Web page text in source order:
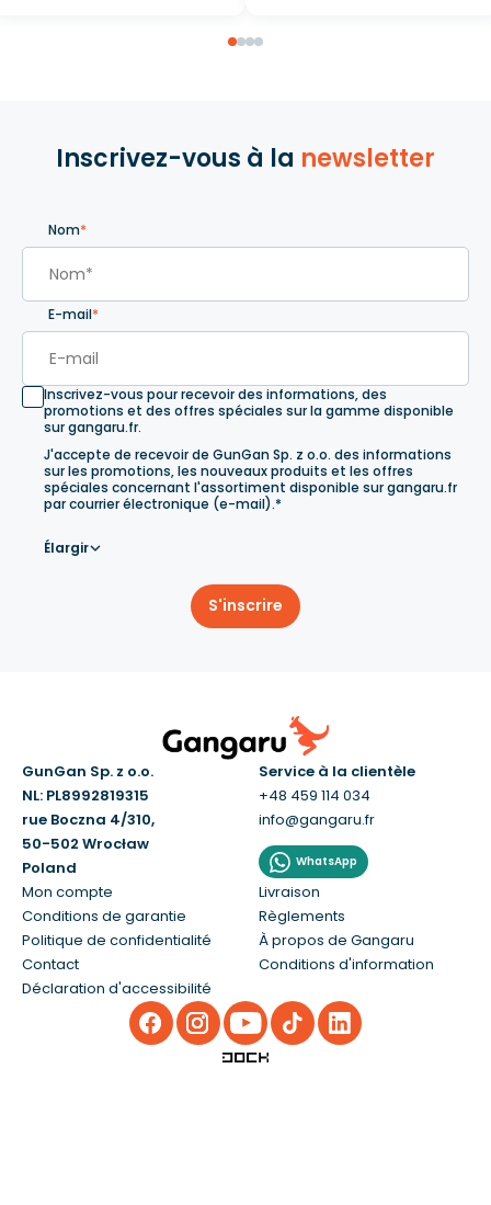
Inscrivez-vous à la newsletter
Nom*
E-mail*
Inscrivez-vous pour recevoir des informations, des
promotions et des offres spéciales sur la gamme disponible
sur gangaru.fr.
J'accepte de recevoir de GunGan Sp. z o.o. des informations
sur les promotions, les nouveaux produits et les offres
spéciales concernant l'assortiment disponible sur gangaru.fr
par courrier électronique (e-mail).*
Élargir
S'inscrire
GunGan Sp. z o.o.
NL: PL8992819315
rue Boczna 4/310,
50-502 Wrocław
Poland
Service à la clientèle
+48 459 114 034
info@gangaru.fr
WhatsApp
Mon compte
Livraison
Conditions de garantie
Règlements
Politique de confidentialité
À propos de Gangaru
Contact
Conditions d'information
Déclaration d'accessibilité